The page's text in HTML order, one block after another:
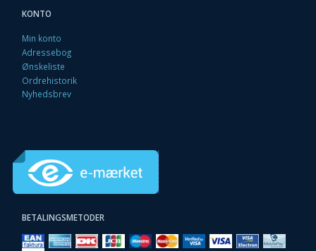
KONTO
Min konto
Adressebog
Ønskeliste
Ordrehistorik
Nyhedsbrev
BETALINGSMETODER